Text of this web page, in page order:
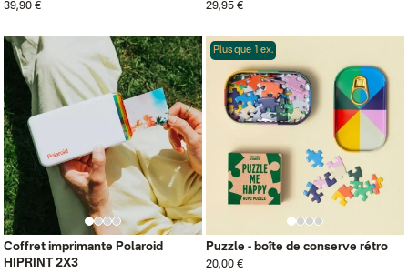
39,90 € 29,95 €
Coffret imprimante Polaroid
HIPRINT 2X3
Plus que 1 ex.
Puzzle - boîte de conserve rétro
20,00 €